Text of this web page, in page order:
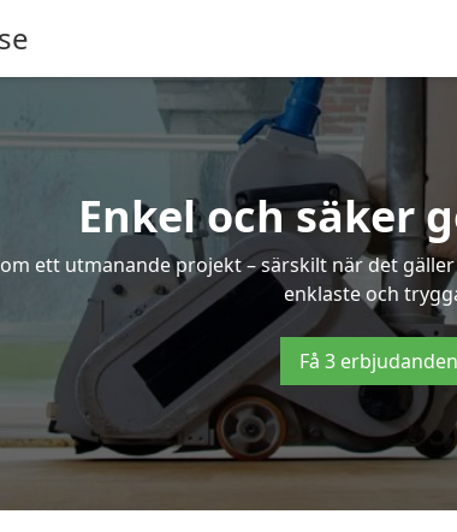
Enkel och säker
ett utmanande projekt – särskilt när det
enklaste och
Få 3